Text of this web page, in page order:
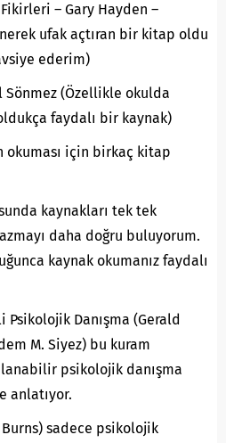
– Gary Hayden –
ufak açtıran bir kitap oldu
ederim)
Sönmez (Özellikle okulda
faydalı bir kaynak)
okuması için birkaç kitap
kaynakları tek tek
daha doğru buluyorum.
kaynak okumanız faydalı
Psikolojik Danışma (Gerald
M. Siyez) bu kuram
psikolojik danışma
anlatıyor.
sadece psikolojik